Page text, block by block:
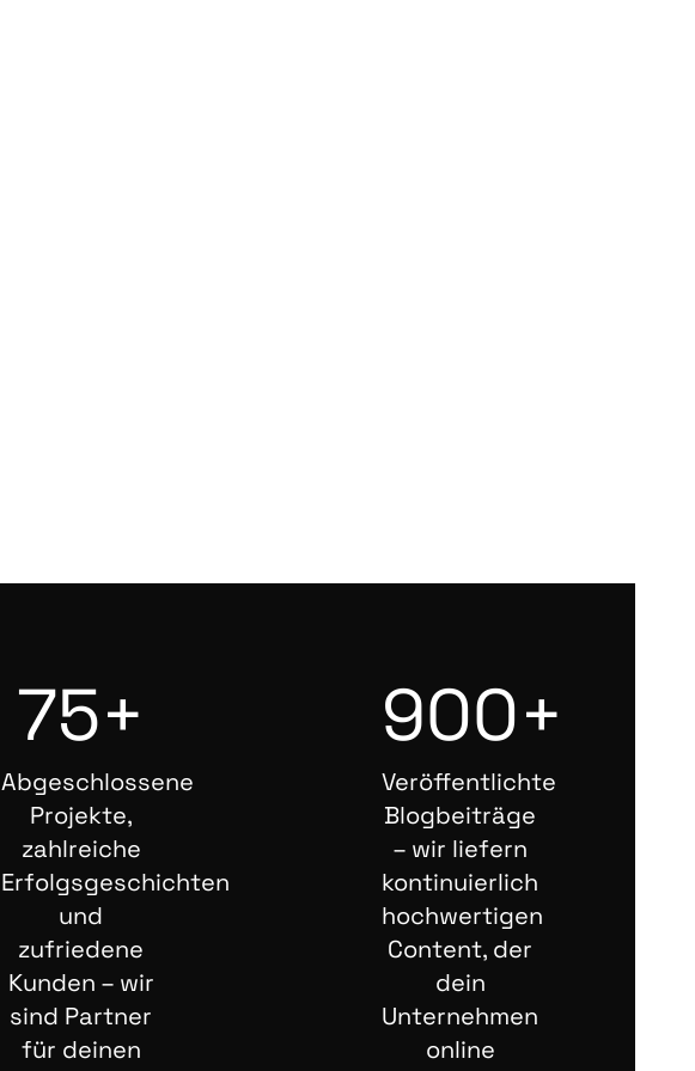
75+
Abgeschlossene
Projekte,
zahlreiche
Erfolgsgeschichten
und
zufriedene
Kunden – wir
sind Partner
für deinen
900+
Veröffentlichte
Blogbeiträge
– wir liefern
kontinuierlich
hochwertigen
Content, der
dein
Unternehmen
online